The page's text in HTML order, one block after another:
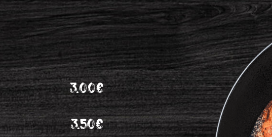
3.00€
3.50€